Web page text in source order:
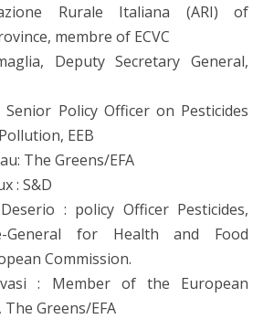
Rurale Italiana (ARI) of
membre of ECVC
Deputy Secretary General,
Senior Policy Officer on Pesticides
EEB
The Greens/EFA
: S&D
: policy Officer Pesticides,
General for Health and Food
Commission.
: Member of the European
Greens/EFA